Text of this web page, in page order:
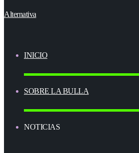
INICIO
SOBRE LA BULLA
NOTICIAS